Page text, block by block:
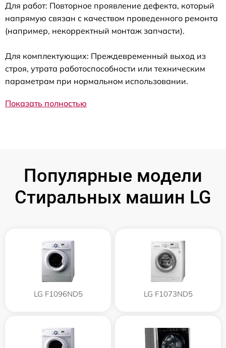
Для работ: Повторное проявление дефекта, который
напрямую связан с качеством проведенного ремонта
(например, некорректный монтаж запчасти).
Для комплектующих: Преждевременный выход из
строя, утрата работоспособности или техническим
параметрам при нормальном использовании.
Показать полностью
Популярные модели
Стиральных машин LG
LG F1096ND5 LG F1073ND5